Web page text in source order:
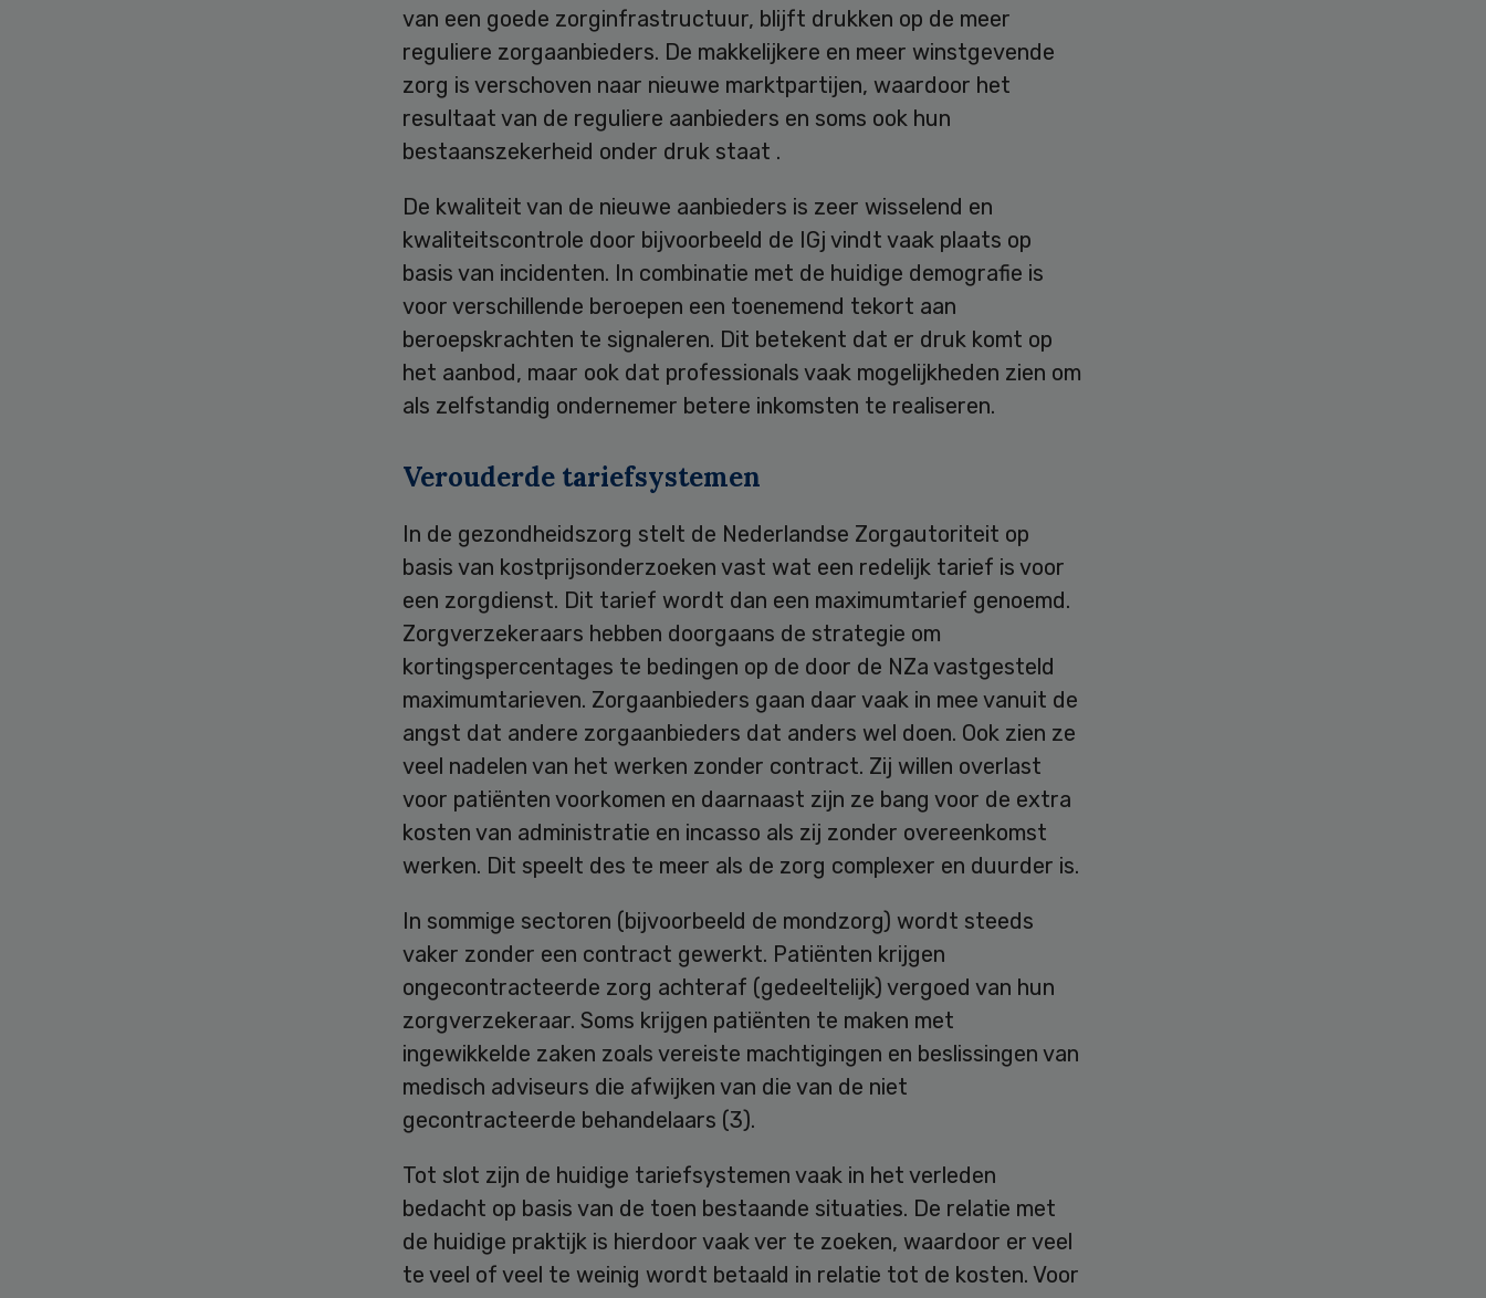
van een goede zorginfrastructuur, blijft drukken op de meer
reguliere zorgaanbieders. De makkelijkere en meer winstgevende
zorg is verschoven naar nieuwe marktpartijen, waardoor het
resultaat van de reguliere aanbieders en soms ook hun
bestaanszekerheid onder druk staat .
De kwaliteit van de nieuwe aanbieders is zeer wisselend en
kwaliteitscontrole door bijvoorbeeld de IGj vindt vaak plaats op
basis van incidenten. In combinatie met de huidige demografie is
voor verschillende beroepen een toenemend tekort aan
beroepskrachten te signaleren. Dit betekent dat er druk komt op
het aanbod, maar ook dat professionals vaak mogelijkheden zien om
als zelfstandig ondernemer betere inkomsten te realiseren.
Verouderde tariefsystemen
In de gezondheidszorg stelt de Nederlandse Zorgautoriteit op
basis van kostprijsonderzoeken vast wat een redelijk tarief is voor
een zorgdienst. Dit tarief wordt dan een maximumtarief genoemd.
Zorgverzekeraars hebben doorgaans de strategie om
kortingspercentages te bedingen op de door de NZa vastgesteld
maximumtarieven. Zorgaanbieders gaan daar vaak in mee vanuit de
angst dat andere zorgaanbieders dat anders wel doen. Ook zien ze
veel nadelen van het werken zonder contract. Zij willen overlast
voor patiënten voorkomen en daarnaast zijn ze bang voor de extra
kosten van administratie en incasso als zij zonder overeenkomst
werken. Dit speelt des te meer als de zorg complexer en duurder is.
In sommige sectoren (bijvoorbeeld de mondzorg) wordt steeds
vaker zonder een contract gewerkt. Patiënten krijgen
ongecontracteerde zorg achteraf (gedeeltelijk) vergoed van hun
zorgverzekeraar. Soms krijgen patiënten te maken met
ingewikkelde zaken zoals vereiste machtigingen en beslissingen van
medisch adviseurs die afwijken van die van de niet
gecontracteerde behandelaars (3).
Tot slot zijn de huidige tariefsystemen vaak in het verleden
bedacht op basis van de toen bestaande situaties. De relatie met
de huidige praktijk is hierdoor vaak ver te zoeken, waardoor er veel
te veel of veel te weinig wordt betaald in relatie tot de kosten. Voor